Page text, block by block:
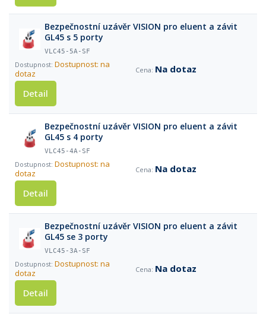
Bezpečnostní uzávěr VISION pro eluent a závit
GL45 s 5 porty
VLC45-5A-SF
Dostupnost: na
dotaz
Na dotaz
Detail
Bezpečnostní uzávěr VISION pro eluent a závit
GL45 s 4 porty
VLC45-4A-SF
Dostupnost: na
dotaz
Na dotaz
Detail
Bezpečnostní uzávěr VISION pro eluent a závit
GL45 se 3 porty
VLC45-3A-SF
Dostupnost: na
dotaz
Na dotaz
Detail